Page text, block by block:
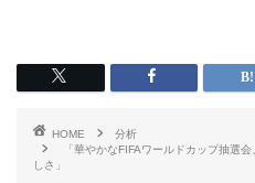
HOME
分析
「華やかなFIFAワールドカップ抽選
しさ」